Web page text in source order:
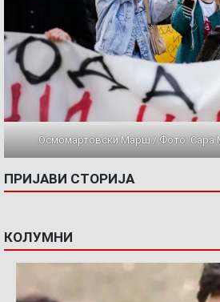
Осмомартовски Марш / Фото: Сара
ПРИЈАВИ СТОРИЈА
КОЛУМНИ